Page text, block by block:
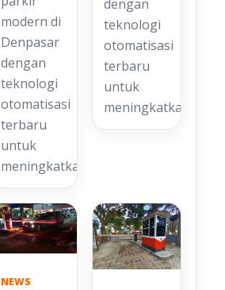
modern di
Denpasar
dengan
teknologi
otomatisasi
terbaru
untuk
meningkatkan…
dengan
teknologi
otomatisasi
terbaru
untuk
meningkatkan…
NEWS